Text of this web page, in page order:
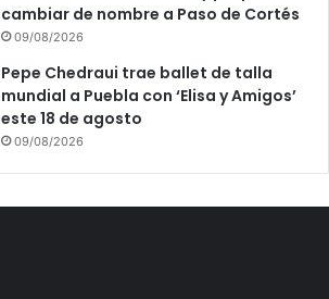
cambiar de nombre a Paso de Cortés
09/08/2026
Pepe Chedraui trae ballet de talla
mundial a Puebla con ‘Elisa y Amigos’
este 18 de agosto
09/08/2026